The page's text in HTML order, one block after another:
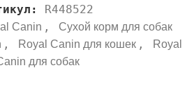
R448522
Canin , Сухой корм для собак
, Royal Canin для кошек ,
Royal
для собак